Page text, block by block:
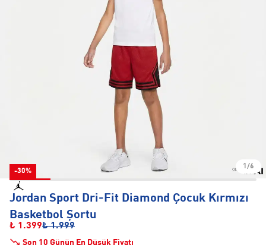
-30%
1/6
Jordan Sport Dri-Fit Diamond Çocuk Kırmızı
Basketbol Şortu
₺ 1.399₺ 1.999
Son 10 Günün En Düşük Fiyatı